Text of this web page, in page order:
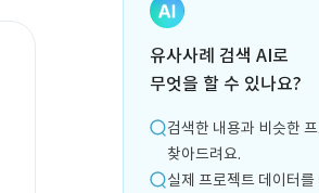
유사사례 검색 AI로
무엇을 할 수 있나요?
검색한 내용과 비슷한
찾아드려요.
실제 프로젝트 데이터